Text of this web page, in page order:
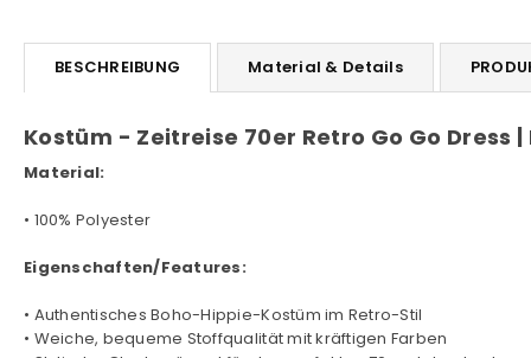
BESCHREIBUNG Material & Details
Kostüm - Zeitreise 70er Retro Go Go Dress |
Material:
• 100% Polyester
Eigenschaften/Features:
• Authentisches Boho-Hippie-Kostüm im Retro-Stil
• Weiche, bequeme Stoffqualität mit kräftigen Farben